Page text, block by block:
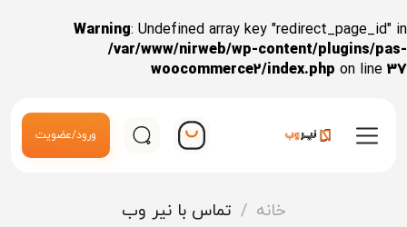
Warning: Undefined array key "redirect_page_id" in
/var/www/nirweb/wp-content/plugins/pas-
woocommerce2/index.php on line 37
ورود/عضویت
خانه / تماس با نیر وب